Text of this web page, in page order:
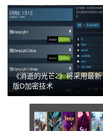
《消逝的光芒2》将采用最新
版D加密技术